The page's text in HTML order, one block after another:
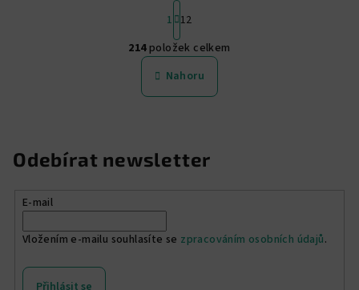
O
v
l
c
v
S
t
r
á
n
k
o
í
1 12
214položek celkem
Nahoru
Odebírat newsletter
E-mail
Vložením e-mailu souhlasíte se zpracováním osobních údajů.